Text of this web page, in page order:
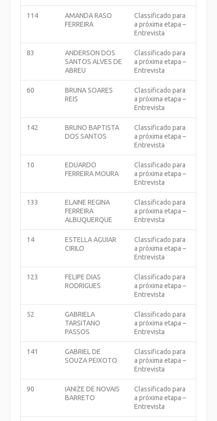
114
AMANDA RASO
FERREIRA
Classificado para
a próxima etapa –
Entrevista
83
ANDERSON DOS
SANTOS ALVES DE
ABREU
Classificado para
a próxima etapa –
Entrevista
60
BRUNA SOARES
REIS
Classificado para
a próxima etapa –
Entrevista
142
BRUNO BAPTISTA
DOS SANTOS
Classificado para
a próxima etapa –
Entrevista
10
EDUARDO
FERREIRA MOURA
Classificado para
a próxima etapa –
Entrevista
133
ELAINE REGINA
FERREIRA
ALBUQUERQUE
Classificado para
a próxima etapa –
Entrevista
14
ESTELLA AGUIAR
CIRILO
Classificado para
a próxima etapa –
Entrevista
123
FELIPE DIAS
RODRIGUES
Classificado para
a próxima etapa –
Entrevista
52
GABRIELA
TARSITANO
PASSOS
Classificado para
a próxima etapa –
Entrevista
141
GABRIEL DE
SOUZA PEIXOTO
Classificado para
a próxima etapa –
Entrevista
90
IANIZE DE NOVAIS
BARRETO
Classificado para
a próxima etapa –
Entrevista